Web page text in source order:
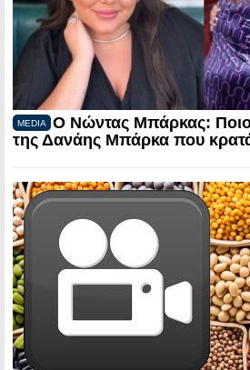
MEDIA
Ο Νώντας Μπάρκας:
της Δανάης Μπάρκα που